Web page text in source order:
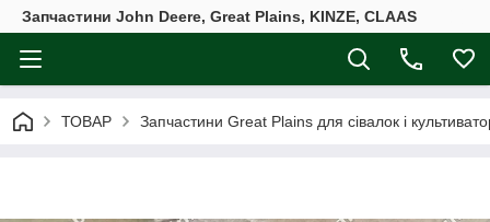
Запчастини John Deere, Great Plains, KINZE, CLAAS
ТОВАР Запчастини Great Plains для сівалок і